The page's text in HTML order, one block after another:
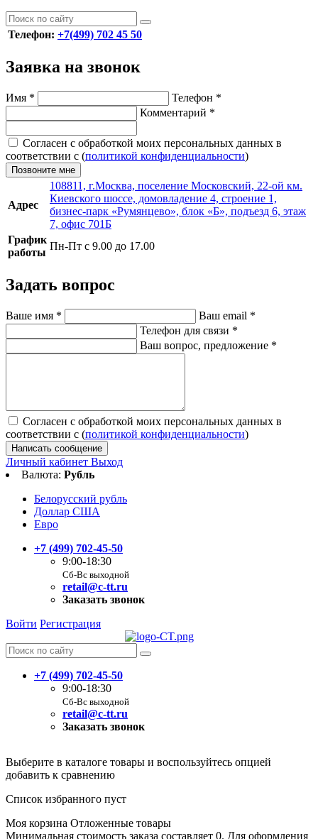
Телефон: +7(499) 702 45 50
Заявка на звонок
Имя * Телефон *
Комментарий *
Согласен с обработкой моих персональных данных в
соответствии с (политикой конфиденциальности)
Позвоните мне
Адрес
108811, г.Москва, поселение Московский, 22-ой км.
Киевского шоссе, домовладение 4, строение 1,
бизнес-парк «Румянцево», блок «Б», подъезд 6, этаж
7, офис 701Б
График
работы
Пн-Пт с 9.00 до 17.00
Задать вопрос
Ваше имя * Ваш email *
Телефон для связи *
Ваш вопрос, предложение *
Согласен с обработкой моих персональных данных в
соответствии с (политикой конфиденциальности)
Написать сообщение
Личный кабинет Выход
Валюта: Рубль
Белорусский рубль
Доллар США
Евро
+7 (499) 702-45-50
9:00-18:30
Сб-Вс выходной
retail@c-tt.ru
Заказать звонок
Войти Регистрация
+7 (499) 702-45-50
9:00-18:30
Сб-Вс выходной
retail@c-tt.ru
Заказать звонок
Выберите в каталоге товары и воспользуйтесь опцией
добавить к сравнению
Список избранного пуст
Моя корзина Отложенные товары
Минимальная стоимость заказа составляет 0. Для оформления